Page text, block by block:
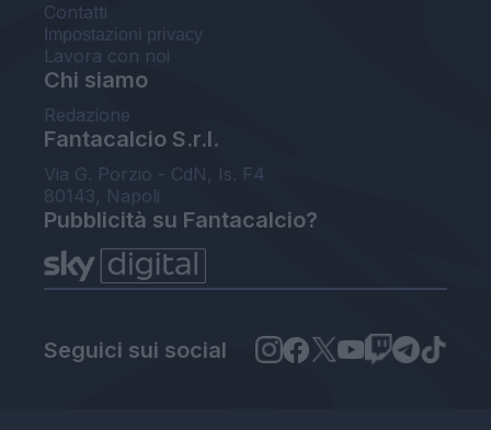
Contatti
Impostazioni privacy
Lavora con noi
Chi siamo
Redazione
Fantacalcio S.r.l.
Via G. Porzio - CdN, Is. F4
80143, Napoli
Pubblicità su Fantacalcio?
Seguici sui social